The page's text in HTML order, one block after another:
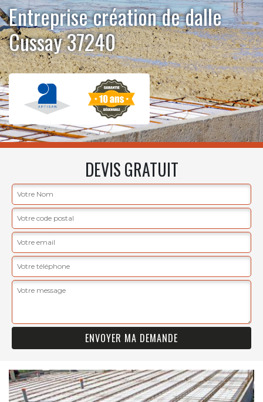
Entreprise création de dalle
Cussay 37240
DEVIS GRATUIT